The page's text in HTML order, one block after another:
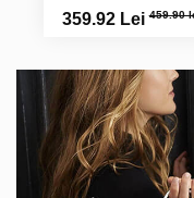
359.92 Lei459.90